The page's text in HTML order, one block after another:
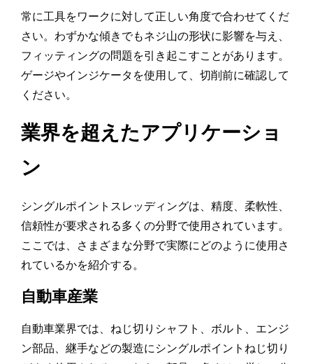
常に工具をワークに対して正しい角度で合わせてくだ
さい。わずかな傾きでもネジ山の形状に影響を与え、
フィッティングの問題を引き起こすことがあります。
ゲージやインジケータを使用して、切削前に確認して
ください。
業界を超えたアプリケーショ
ン
シングルポイントスレッディングは、精度、柔軟性、
信頼性が要求される多くの分野で使用されています。
ここでは、さまざまな分野で実際にどのように使用さ
れているかを紹介する。
自動車産業
自動車業界では、ねじ切りシャフト、ボルト、エンジ
ン部品、継手などの製造にシングルポイントねじ切り